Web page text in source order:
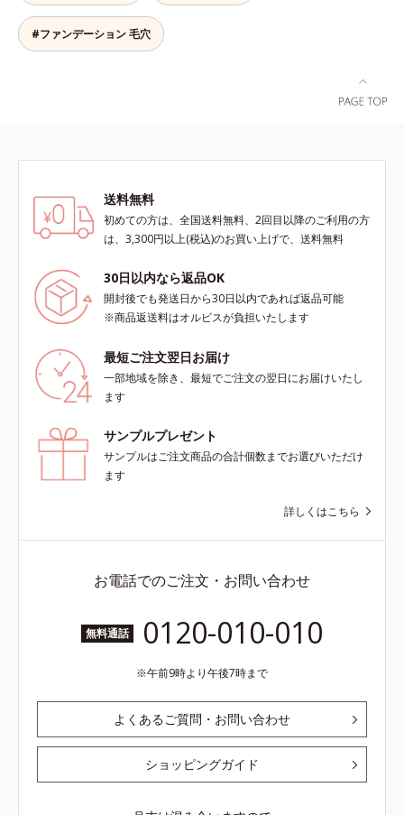
です。また、プッシュ部分が押しや
すいボトルを採用しており、浴室で
使ってもすべりにくく、濡れた手で
#ファンデーション 毛穴
送料無料
初めての方は、全国送料無料、2回目以降のご利用の方
は、3,300円以上(税込)のお買い上げで、送料無料
30日以内なら返品OK
開封後でも発送日から30日以内であれば返品可能
※商品返送料はオルビスが負担いたします
最短ご注文翌日お届け
一部地域を除き、最短でご注文の翌日にお届けいたし
ます
サンプルプレゼント
サンプルはご注文商品の合計個数までお選びいただけ
ます
詳しくはこちら
お電話でのご注文・お問い合わせ
無料通話 0120-010-010
午前9時より午後7時まで
よくあるご質問・お問い合わせ
ショッピングガイド